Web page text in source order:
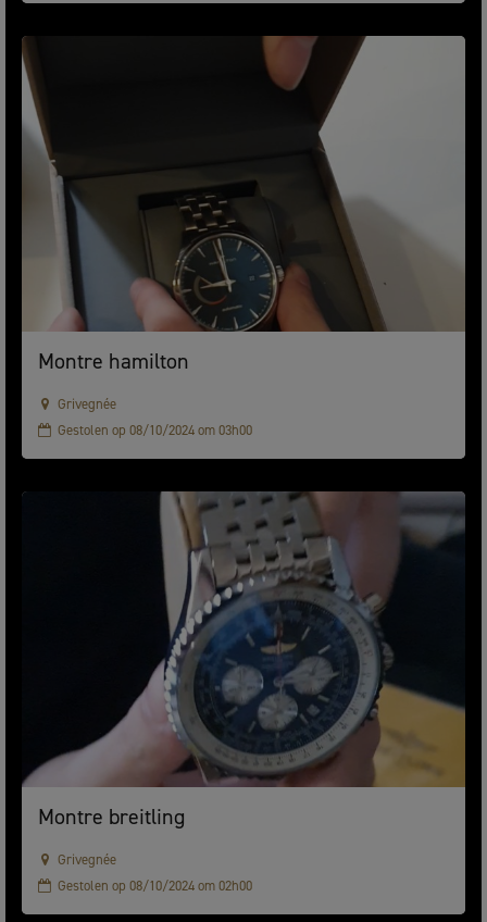
Montre hamilton
Grivegnée
Gestolen op 08/10/2024 om 03h00
Montre breitling
Grivegnée
Gestolen op 08/10/2024 om 02h00